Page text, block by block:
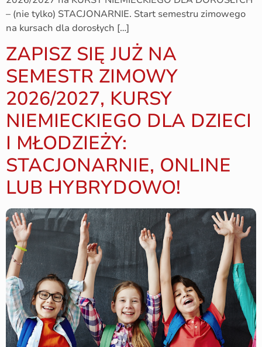
– (nie tylko) STACJONARNIE. Start semestru zimowego
na kursach dla dorosłych […]
ZAPISZ SIĘ JUŻ NA
SEMESTR ZIMOWY
2026/2027, KURSY
NIEMIECKIEGO DLA DZIECI
I MŁODZIEŻY:
STACJONARNIE, ONLINE
LUB HYBRYDOWO!